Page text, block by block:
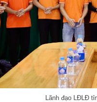
Lãnh đạo LĐLĐ